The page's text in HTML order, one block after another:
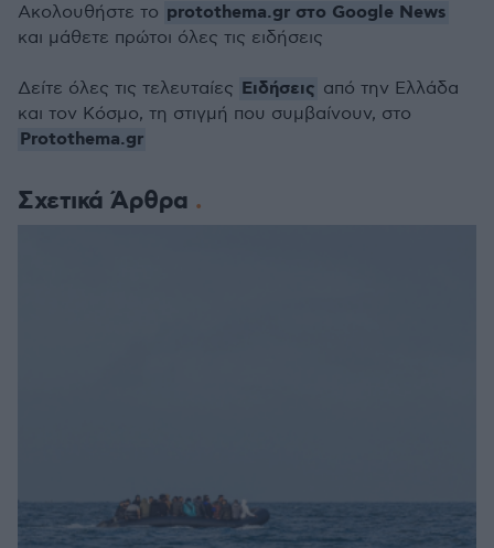
Σχετικά Άρθρα
Ακολουθήστε το protothema.gr στο Google News
και μάθετε πρώτοι όλες τις ειδήσεις
Δείτε όλες τις τελευταίες Ειδήσεις από την Ελλάδα
και τον Κόσμο, τη στιγμή που συμβαίνουν, στο
Protothema.gr